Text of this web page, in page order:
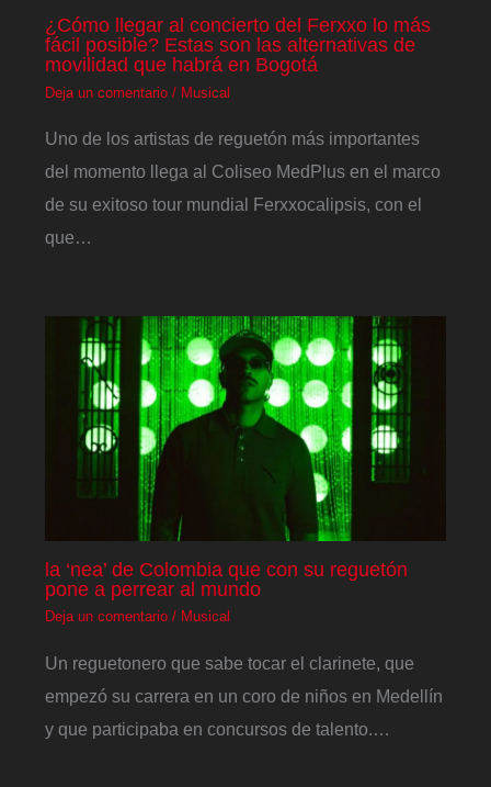
¿Cómo llegar al concierto del Ferxxo lo más
fácil posible? Estas son las alternativas de
movilidad que habrá en Bogotá
Deja un comentario / Musical
Uno de los artistas de reguetón más importantes
del momento llega al Coliseo MedPlus en el marco
de su exitoso tour mundial Ferxxocalipsis, con el
que…
la ‘nea’ de Colombia que con su reguetón
pone a perrear al mundo
Deja un comentario / Musical
Un reguetonero que sabe tocar el clarinete, que
empezó su carrera en un coro de niños en Medellín
y que participaba en concursos de talento.…